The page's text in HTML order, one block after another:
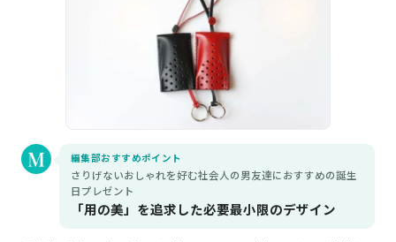
編集部おすすめポイント
さりげないおしゃれを好む社会人の男友達におすすめの誕生
日プレゼント
「用の美」を追求した必要最小限のデザイン